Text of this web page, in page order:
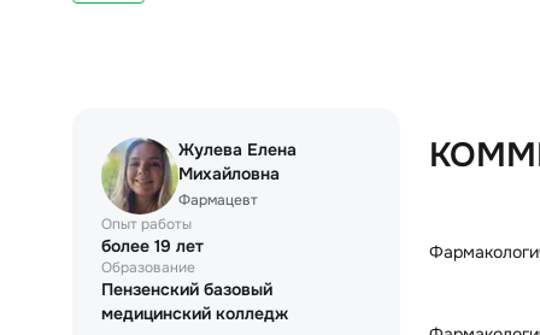
Жулева Елена
Михайловна
Фармацевт
Опыт работы
более 19 лет
Образование
Пензенский базовый
медицинский колледж